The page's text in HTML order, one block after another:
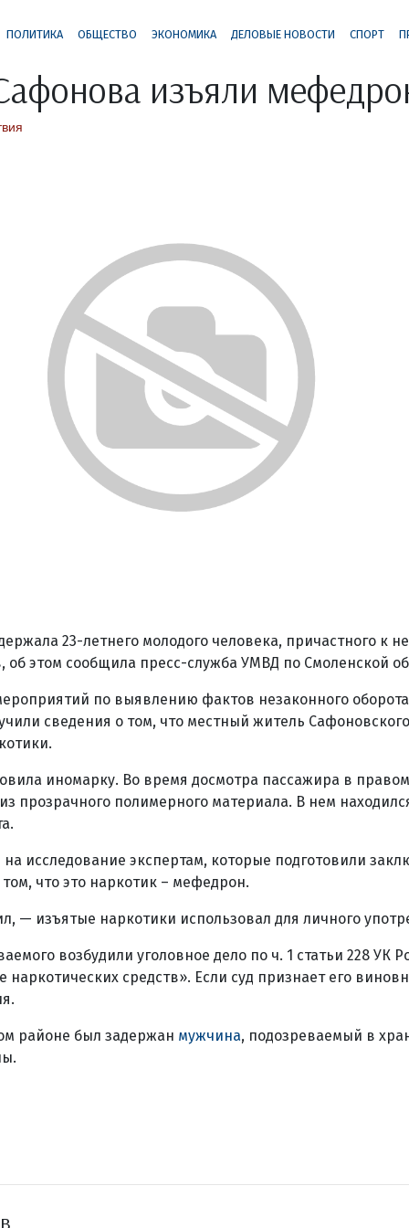
ПОЛИТИКА ОБЩЕСТВО ЭКОНОМИКА ДЕЛОВЫЕ НОВОСТИ СПОРТ
изъяли
23-летнего молодого человека, причастного к
этом сообщила пресс-служба УМВД по Смоленской
по выявлению фактов незаконного
сведения о том, что местный житель
иномарку. Во время досмотра пассажира в
прозрачного полимерного материала. В нем
исследование экспертам, которые подготовили
что это наркотик – мефедрон.
— изъятые наркотики использовал для личного
возбудили уголовное дело по ч. 1 статьи 228 УК
наркотических средств». Если суд признает его
районе был задержан мужчина, подозреваемый в